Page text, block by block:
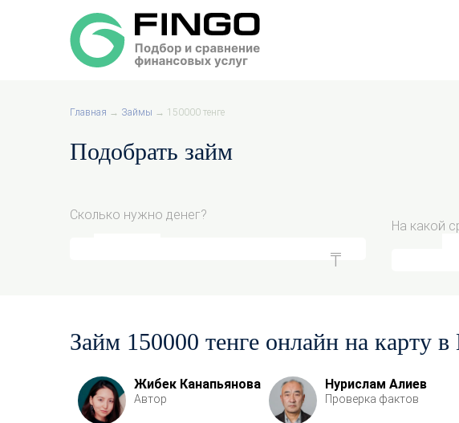
Главная → Займы → 150000 тенге
Подобрать займ
Сколько нужно денег?
На какой
Займ 150000 тенге онлайн на карту в
Жибек Канапьянова
Автор
Нурислам Алиев
Проверка фактов